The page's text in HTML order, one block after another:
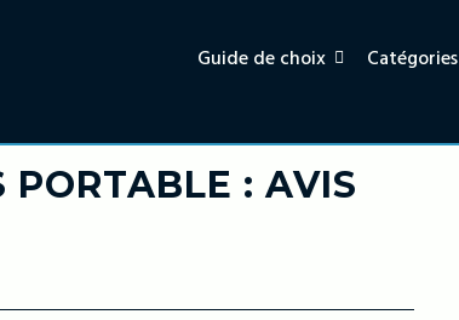
Guide de choix Catégories
PORTABLE : AVIS